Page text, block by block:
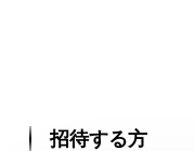
招待する方